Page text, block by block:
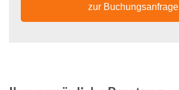
zur Buchungsanfrage